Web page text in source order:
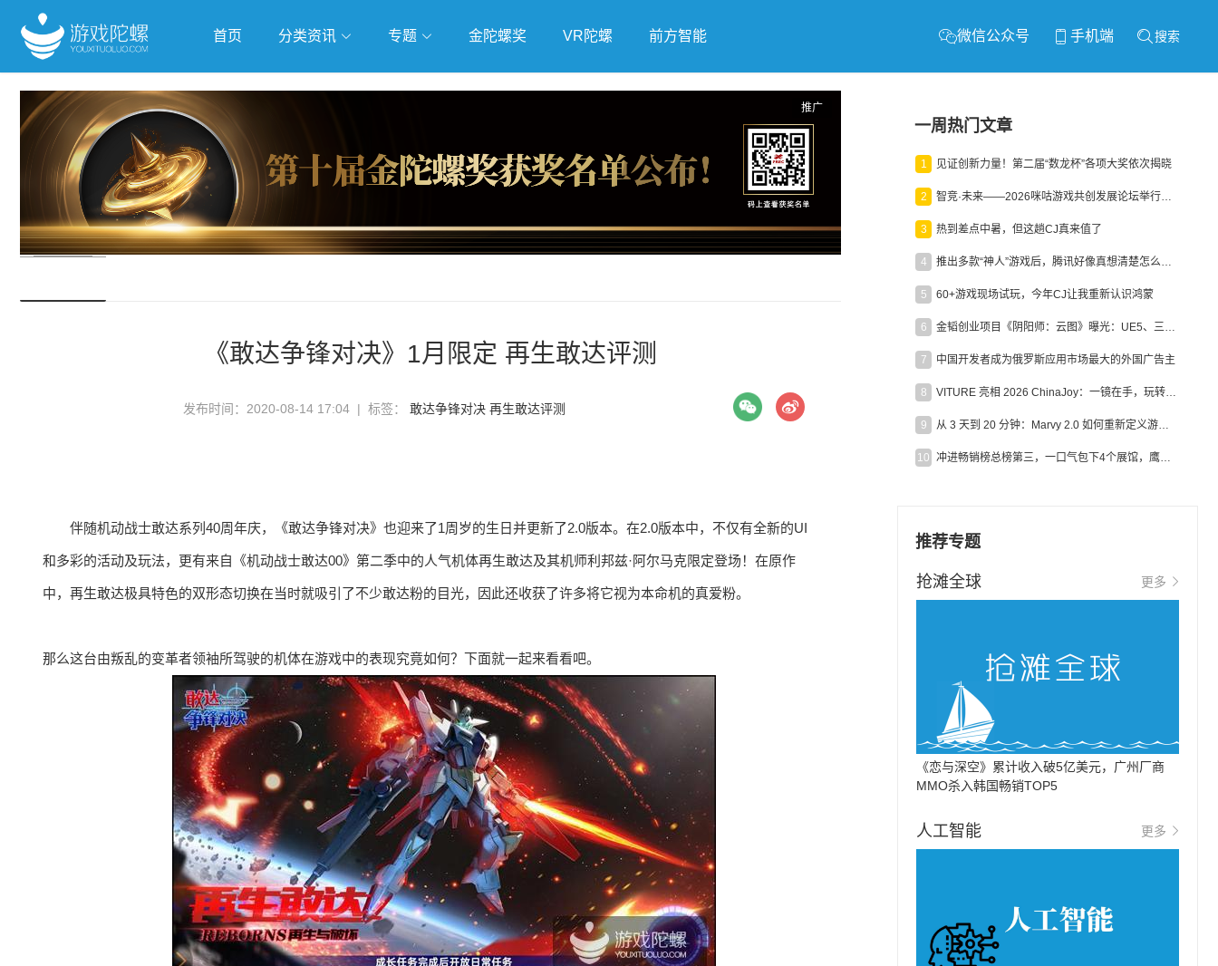
首页 分类资讯 专题
抢滩全球 人工智能 武侠游戏 独立游戏 云游戏
跨界Talk
金陀螺奖 VR陀螺 前方智能 微信公众号 手机端 搜索
推广
《敢达争锋对决》1月限定 再生敢达评测
发布时间：2020-08-14 17:04 | 标签： 敢达争锋对决 再生敢达评测
伴随机动战士敢达系列40周年庆，《敢达争锋对决》也迎来了1周岁的生日并更新了2.0版本。在2.0版本中，不仅有全新的UI
和多彩的活动及玩法，更有来自《机动战士敢达00》第二季中的人气机体再生敢达及其机师利邦兹·阿尔马克限定登场！在原作
中，再生敢达极具特色的双形态切换在当时就吸引了不少敢达粉的目光，因此还收获了许多将它视为本命机的真爱粉。
那么这台由叛乱的变革者领袖所驾驶的机体在游戏中的表现究竟如何？下面就一起来看看吧。
一周热门文章
1 见证创新力量！第二届“数龙杯”各项大奖依次揭晓
2 智竞·未来——2026咪咕游戏共创发展论坛举行：聚力精品内容、AI创作与电竞生态，共建高品质益智健康游戏社区
3 热到差点中暑，但这趟CJ真来值了
4 推出多款“神人”游戏后，腾讯好像真想清楚怎么做二次元了
5 60+游戏现场试玩，今年CJ让我重新认识鸿蒙
6 金韬创业项目《阴阳师：云图》曝光：UE5、三端互通、ARPG
7 中国开发者成为俄罗斯应用市场最大的外国广告主
8 VITURE 亮相 2026 ChinaJoy：一镜在手，玩转全场！
9 从 3 天到 20 分钟：Marvy 2.0 如何重新定义游戏出海营销效率？
10 冲进畅销榜总榜第三，一口气包下4个展馆，鹰角把嘉年华做爆了
推荐专题
抢滩全球 更多
《恋与深空》累计收入破5亿美元，广州厂商
MMO杀入韩国畅销TOP5
人工智能 更多